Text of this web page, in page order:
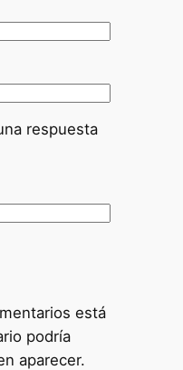
respuesta
está
podría
aparecer.